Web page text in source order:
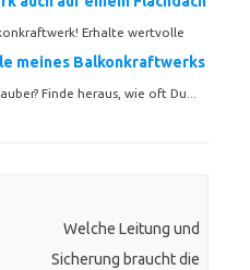
Erhalte wertvolle
meines Balkonkraftwerks
Finde heraus, wie oft Du...
Welche Leitung und
Sicherung braucht die